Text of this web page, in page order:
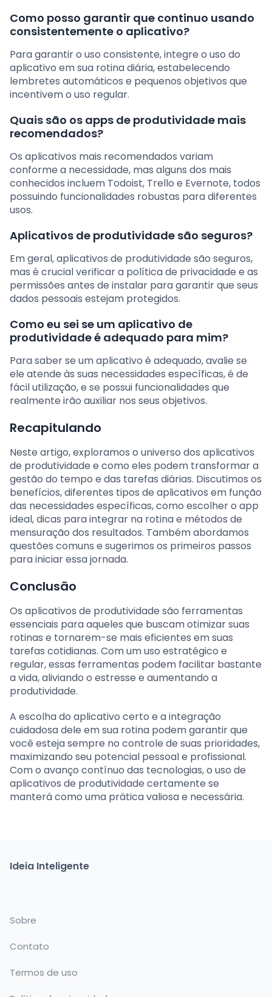
Como posso garantir que continuo usando
consistentemente o aplicativo?
Para garantir o uso consistente, integre o uso do
aplicativo em sua rotina diária, estabelecendo
lembretes automáticos e pequenos objetivos que
incentivem o uso regular.
Quais são os apps de produtividade mais
recomendados?
Os aplicativos mais recomendados variam
conforme a necessidade, mas alguns dos mais
conhecidos incluem Todoist, Trello e Evernote, todos
possuindo funcionalidades robustas para diferentes
usos.
Aplicativos de produtividade são seguros?
Em geral, aplicativos de produtividade são seguros,
mas é crucial verificar a política de privacidade e as
permissões antes de instalar para garantir que seus
dados pessoais estejam protegidos.
Como eu sei se um aplicativo de
produtividade é adequado para mim?
Para saber se um aplicativo é adequado, avalie se
ele atende às suas necessidades específicas, é de
fácil utilização, e se possui funcionalidades que
realmente irão auxiliar nos seus objetivos.
Recapitulando
Neste artigo, exploramos o universo dos aplicativos
de produtividade e como eles podem transformar a
gestão do tempo e das tarefas diárias. Discutimos os
benefícios, diferentes tipos de aplicativos em função
das necessidades específicas, como escolher o app
ideal, dicas para integrar na rotina e métodos de
mensuração dos resultados. Também abordamos
questões comuns e sugerimos os primeiros passos
para iniciar essa jornada.
Conclusão
Os aplicativos de produtividade são ferramentas
essenciais para aqueles que buscam otimizar suas
rotinas e tornarem-se mais eficientes em suas
tarefas cotidianas. Com um uso estratégico e
regular, essas ferramentas podem facilitar bastante
a vida, aliviando o estresse e aumentando a
produtividade.
A escolha do aplicativo certo e a integração
cuidadosa dele em sua rotina podem garantir que
você esteja sempre no controle de suas prioridades,
maximizando seu potencial pessoal e profissional.
Com o avanço contínuo das tecnologias, o uso de
aplicativos de produtividade certamente se
manterá como uma prática valiosa e necessária.
Ideia Inteligente
Sobre
Contato
Termos de uso